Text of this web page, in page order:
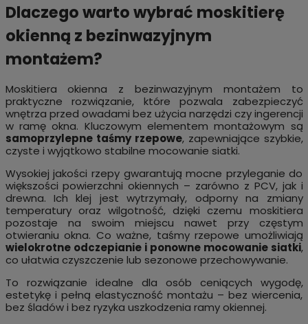
Dlaczego warto wybrać moskitierę
okienną z bezinwazyjnym
montażem?
Moskitiera okienna z bezinwazyjnym montażem to
praktyczne rozwiązanie, które pozwala zabezpieczyć
wnętrza przed owadami bez użycia narzędzi czy ingerencji
w ramę okna. Kluczowym elementem montażowym są
samoprzylepne taśmy rzepowe, zapewniające szybkie,
czyste i wyjątkowo stabilne mocowanie siatki.
Wysokiej jakości rzepy gwarantują mocne przyleganie do
większości powierzchni okiennych – zarówno z PCV, jak i
drewna. Ich klej jest wytrzymały, odporny na zmiany
temperatury oraz wilgotność, dzięki czemu moskitiera
pozostaje na swoim miejscu nawet przy częstym
otwieraniu okna. Co ważne, taśmy rzepowe umożliwiają
wielokrotne odczepianie i ponowne mocowanie siatki,
co ułatwia czyszczenie lub sezonowe przechowywanie.
To rozwiązanie idealne dla osób ceniących wygodę,
estetykę i pełną elastyczność montażu – bez wiercenia,
bez śladów i bez ryzyka uszkodzenia ramy okiennej.